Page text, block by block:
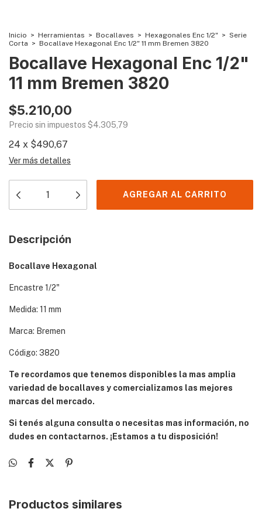
Inicio > Herramientas > Bocallaves > Hexagonales Enc 1/2" > Serie
Corta > Bocallave Hexagonal Enc 1/2" 11 mm Bremen 3820
Bocallave Hexagonal Enc 1/2"
11 mm Bremen 3820
$5.210,00
Precio sin impuestos $4.305,79
24 x $490,67
Ver más detalles
Descripción
Bocallave Hexagonal
Encastre 1/2"
Medida: 11 mm
Marca: Bremen
Código: 3820
Te recordamos que tenemos disponibles la mas amplia
variedad de bocallaves y comercializamos las mejores
marcas del mercado.
Si tenés alguna consulta o necesitas mas información, no
dudes en contactarnos. ¡Estamos a tu disposición!
Productos similares